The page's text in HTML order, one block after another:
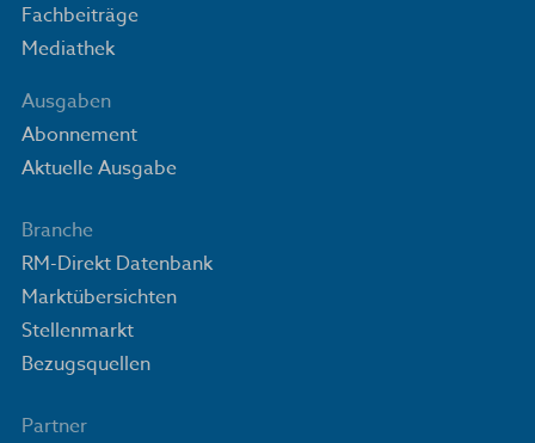
Fachbeiträge
Mediathek
Ausgaben
Abonnement
Aktuelle Ausgabe
Branche
RM-Direkt Datenbank
Marktübersichten
Stellenmarkt
Bezugsquellen
Partner